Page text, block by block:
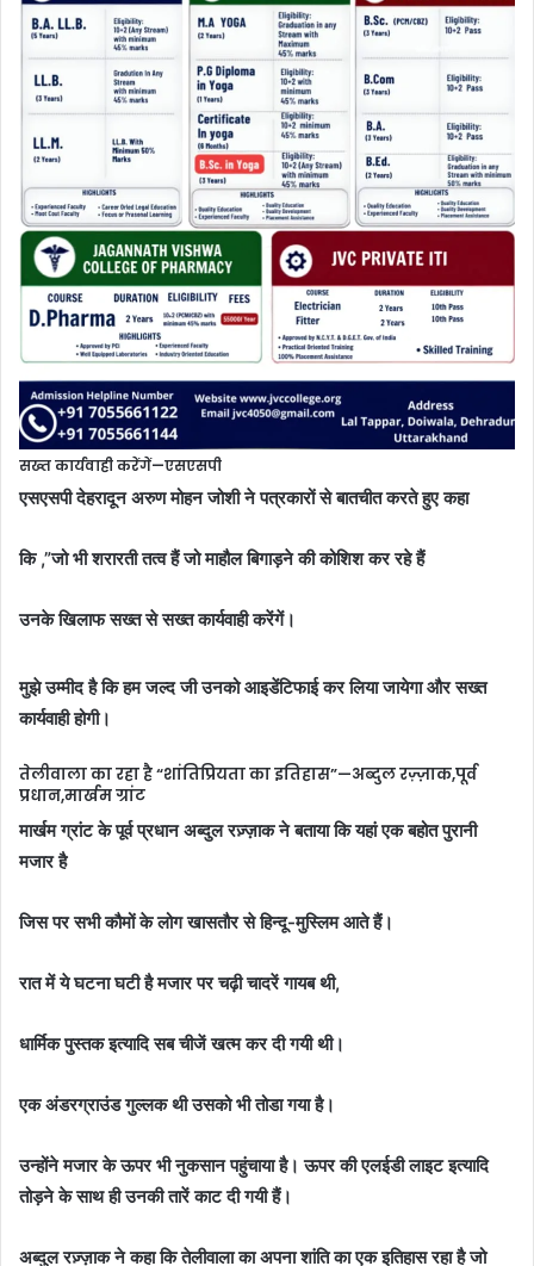
सख्त कार्यवाही करेंगें—एसएसपी
एसएसपी देहरादून अरुण मोहन जोशी ने पत्रकारों से बातचीत करते हुए कहा
कि ,”जो भी शरारती तत्व हैं जो माहौल बिगाड़ने की कोशिश कर रहे हैं
उनके खिलाफ सख्त से सख्त कार्यवाही करेंगें।
मुझे उम्मीद है कि हम जल्द जी उनको आइडेंटिफाई कर लिया जायेगा और सख्त
कार्यवाही होगी।
तेलीवाला का रहा है “शांतिप्रियता का इतिहास”—अब्दुल रज़्ज़ाक,पूर्व
प्रधान,मार्खम ग्रांट
मार्खम ग्रांट के पूर्व प्रधान अब्दुल रज़्ज़ाक ने बताया कि यहां एक बहोत पुरानी
मजार है
जिस पर सभी कौमों के लोग खासतौर से हिन्दू-मुस्लिम आते हैं।
रात में ये घटना घटी है मजार पर चढ़ी चादरें गायब थी,
धार्मिक पुस्तक इत्यादि सब चीजें खत्म कर दी गयी थी।
एक अंडरग्राउंड गुल्लक थी उसको भी तोडा गया है।
उन्होंने मजार के ऊपर भी नुकसान पहुंचाया है। ऊपर की एलईडी लाइट इत्यादि
तोड़ने के साथ ही उनकी तारें काट दी गयी हैं।
अब्दुल रज़्ज़ाक ने कहा कि तेलीवाला का अपना शांति का एक इतिहास रहा है जो